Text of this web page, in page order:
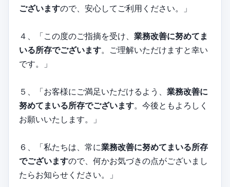
ございますので、安心してご利用ください。」
４、「この度のご指摘を受け、 業務改善に努めてま
いる所存でございます。ご理解いただけますと幸い
です。」
５、「お客様にご満足いただけるよう、 業務改善に
努めてまいる所存でございます。今後ともよろしく
お願いいたします。」
６、「私たちは、常に業務改善に努めてまいる所存
でございますので、何かお気づきの点がございまし
たらお知らせください。」